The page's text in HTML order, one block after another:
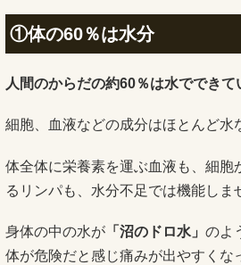
①体の60％は水分
人間のからだの約60％は水でできて
細胞、血液などの成分はほとんど水
体全体に栄養素を運ぶ血液も、細胞
るリンパも、水分不足では機能しま
身体の中の水が 「沼のドロ水」 のよ
体が危険だと感じ痛みが出やすくな